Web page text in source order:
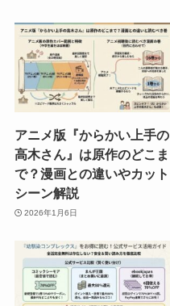
アニメ版『からかい上手の
高木さん』は原作のどこま
で？漫画との違いやカット
シーン解説
2026年1月6日